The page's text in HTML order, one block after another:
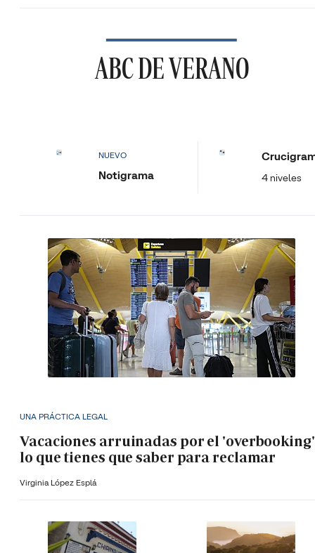
ABC DE VERANO
NUEVO
Notigrama 4 niveles
UNA PRÁCTICA LEGAL
Vacaciones arruinadas por el
lo que tienes que saber para reclamar
Virginia López Esplá